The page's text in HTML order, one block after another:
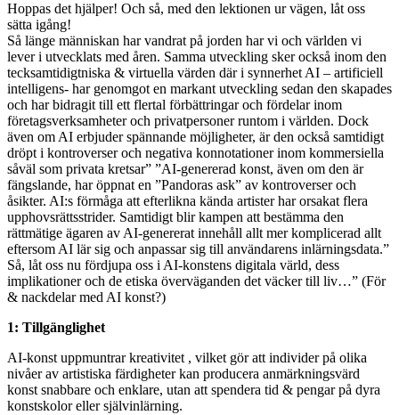
Hoppas det hjälper! Och så, med den lektionen ur vägen, låt oss
sätta igång!
Så länge människan har vandrat på jorden har vi och världen vi
lever i utvecklats med åren. Samma utveckling sker också inom den
tecksamtidigtniska & virtuella värden där i synnerhet AI – artificiell
intelligens- har genomgot en markant utveckling sedan den skapades
och har bidragit till ett flertal förbättringar och fördelar inom
företagsverksamheter och privatpersoner runtom i världen. Dock
även om AI erbjuder spännande möjligheter, är den också samtidigt
dröpt i kontroverser och negativa konnotationer inom kommersiella
såväl som privata kretsar” ”AI-genererad konst, även om den är
fängslande, har öppnat en ”Pandoras ask” av kontroverser och
åsikter. AI:s förmåga att efterlikna kända artister har orsakat flera
upphovsrättsstrider. Samtidigt blir kampen att bestämma den
rättmätige ägaren av AI-genererat innehåll allt mer komplicerad allt
eftersom AI lär sig och anpassar sig till användarens inlärningsdata.”
Så, låt oss nu fördjupa oss i AI-konstens digitala värld, dess
implikationer och de etiska överväganden det väcker till liv…” (För
& nackdelar med AI konst?)
1: Tillgänglighet
AI-konst uppmuntrar kreativitet , vilket gör att individer på olika
nivåer av artistiska färdigheter kan producera anmärkningsvärd
konst snabbare och enklare, utan att spendera tid & pengar på dyra
konstskolor eller självinlärning.